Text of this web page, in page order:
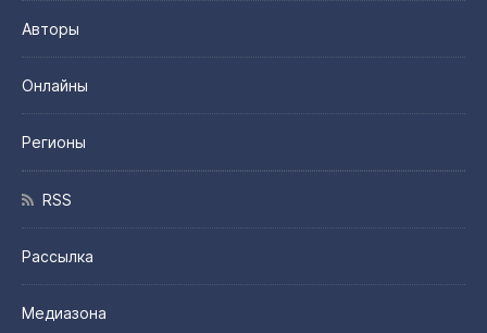
Авторы
Онлайны
Регионы
RSS
Рассылка
Медиазона